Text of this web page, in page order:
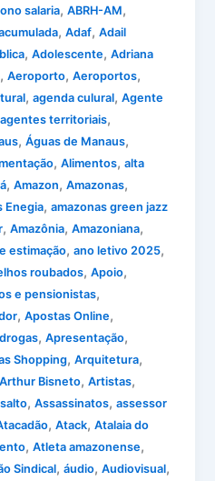
salaria,ABRH-AM,
,Adaf,Adail
,Adolescente,Adriana
,Aeroporto,Aeroportos,
,agenda culural,Agente
agentes territoriais,
,Águas de Manaus,
,Alimentos,alta
,Amazon,Amazonas,
Enegia,amazonas green jazz
,Amazônia,Amazoniana,
estimação,ano letivo 2025,
roubados,Apoio,
e pensionistas,
,Apostas Online,
,Apresentação,
Shopping,Arquitetura,
Arthur Bisneto,Artistas,
,Assassinatos,assessor
,Atack,Atalaia do
,Atleta amazonense,
Sindical,áudio,Audiovisual,